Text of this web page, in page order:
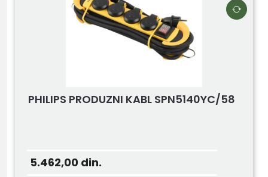
PHILIPS PRODUZNI KABL SPN5140YC/58
5.462,00 din.